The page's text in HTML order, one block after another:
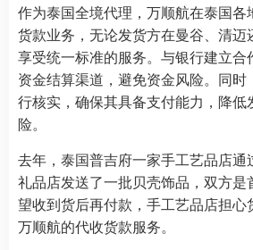
作为泰国全境代理，万顺航在泰国各
货款业务，无论发货方在曼谷、清
享受统一标准的服务。与银行建立合
资金结算渠道，避免资金风险。同
行核实，确保其具备支付能力，降
险。
去年，泰国普吉府一家手工艺品店通
礼品店发送了一批贝壳饰品，双方
望收到货后再付款，手工艺品店担心
万顺航的代收货款服务。